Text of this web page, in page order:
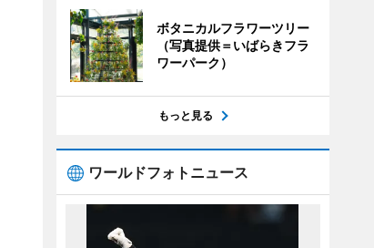
ボタニカルフラワーツリー
（写真提供＝いばらきフラ
ワーパーク）
もっと見る
ワールドフォトニュース